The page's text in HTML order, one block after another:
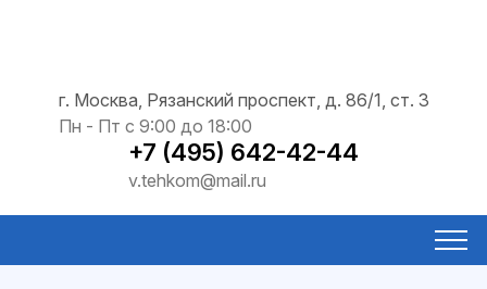
г. Москва, Рязанский проспект, д. 86/1, ст. 3
Пн - Пт с 9:00 до 18:00
+7 (495) 642-42-44
v.tehkom@mail.ru